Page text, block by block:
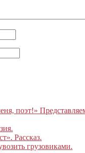
поэт!»
Рассказ.
грузовиками.